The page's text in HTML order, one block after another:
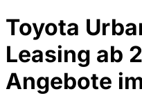
Toyota
Leasing ab
Angebote